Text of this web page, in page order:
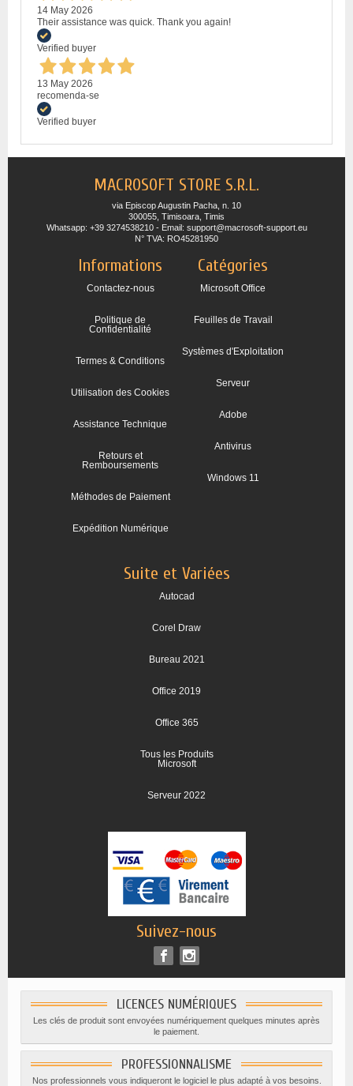
14 May 2026
Their assistance was quick. Thank you again!
Verified buyer
13 May 2026
recomenda-se
Verified buyer
MACROSOFT STORE S.R.L.
via Episcop Augustin Pacha, n. 10
300055, Timisoara, Timis
Whatsapp: +39 3274538210 - Email: support@macrosoft-support.eu
N° TVA: RO45281950
Informations
Contactez-nous
Politique de
Confidentialité
Termes & Conditions
Utilisation des Cookies
Assistance Technique
Retours et
Remboursements
Méthodes de Paiement
Expédition Numérique
Catégories
Microsoft Office
Feuilles de Travail
Systèmes d'Exploitation
Serveur
Adobe
Antivirus
Windows 11
Suite et Variées
Autocad
Corel Draw
Bureau 2021
Office 2019
Office 365
Tous les Produits
Microsoft
Serveur 2022
Suivez-nous
LICENCES NUMÉRIQUES
Les clés de produit sont envoyées numériquement quelques minutes après
le paiement.
PROFESSIONNALISME
Nos professionnels vous indiqueront le logiciel le plus adapté à vos besoins.